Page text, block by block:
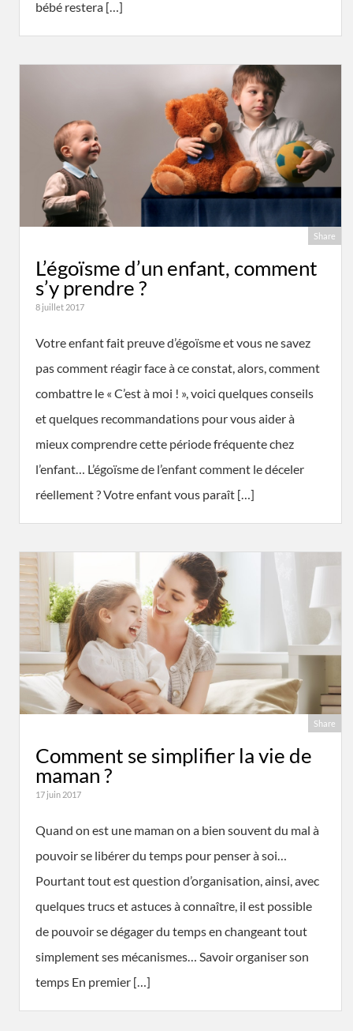
bébé restera […]
Share
L’égoïsme d’un enfant, comment
s’y prendre ?
8 juillet 2017
Votre enfant fait preuve d’égoïsme et vous ne savez
pas comment réagir face à ce constat, alors, comment
combattre le « C’est à moi ! », voici quelques conseils
et quelques recommandations pour vous aider à
mieux comprendre cette période fréquente chez
l’enfant… L’égoïsme de l’enfant comment le déceler
réellement ? Votre enfant vous paraît […]
Share
Comment se simplifier la vie de
maman ?
17 juin 2017
Quand on est une maman on a bien souvent du mal à
pouvoir se libérer du temps pour penser à soi…
Pourtant tout est question d’organisation, ainsi, avec
quelques trucs et astuces à connaître, il est possible
de pouvoir se dégager du temps en changeant tout
simplement ses mécanismes… Savoir organiser son
temps En premier […]